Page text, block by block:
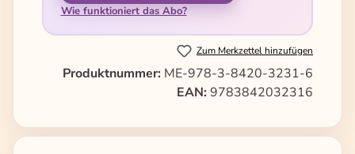
Wie funktioniert das Abo?
Zum Merkzettel hinzufügen
Produktnummer: ME-978-3-8420-3231-6
EAN: 9783842032316